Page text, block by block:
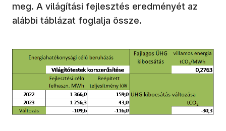
meg. A világítási fejlesztés eredményét az
alábbi táblázat foglalja össze.